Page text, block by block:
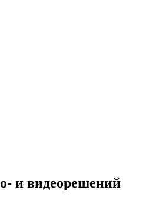
и видеорешений